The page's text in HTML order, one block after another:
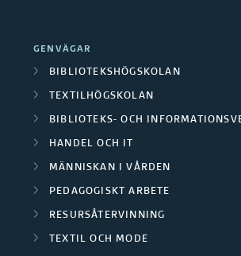
GENVÄGAR
BIBLIOTEKSHÖGSKOLAN
TEXTILHÖGSKOLAN
BIBLIOTEKS- OCH
HANDEL OCH IT
MÄNNISKAN I VÅRDEN
PEDAGOGISKT ARBETE
RESURSÅTERVINNING
TEXTIL OCH MODE